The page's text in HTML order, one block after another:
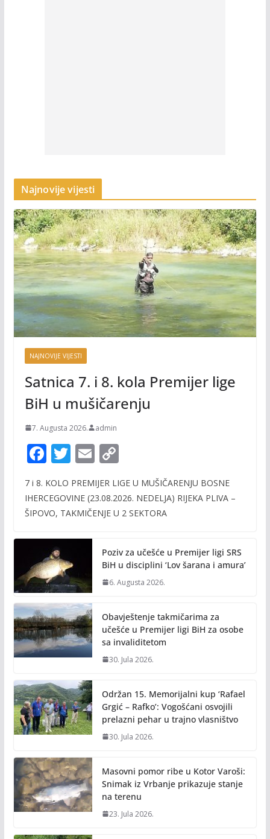
Najnovije vijesti
NAJNOVIJE VIJESTI
Satnica 7. i 8. kola Premijer lige
BiH u mušičarenju
7. Augusta 2026. admin
F
ac
e
b
o
k
T
w
itt
er
E
m
ai
l
C
p
y
n
k
7 i 8. KOLO PREMIJER LIGE U MUŠIČARENJU BOSNE
IHERCEGOVINE (23.08.2026. NEDELJA) RIJEKA PLIVA –
ŠIPOVO, TAKMIČENJE U 2 SEKTORA
Poziv za učešće u Premijer ligi SRS
BiH u disciplini ‘Lov šarana i amura’
6. Augusta 2026.
Obavještenje takmičarima za
učešće u Premijer ligi BiH za osobe
sa invaliditetom
30. Jula 2026.
Održan 15. Memorijalni kup ‘Rafael
Grgić – Rafko’: Vogošćani osvojili
prelazni pehar u trajno vlasništvo
30. Jula 2026.
Masovni pomor ribe u Kotor Varoši:
Snimak iz Vrbanje prikazuje stanje
na terenu
23. Jula 2026.